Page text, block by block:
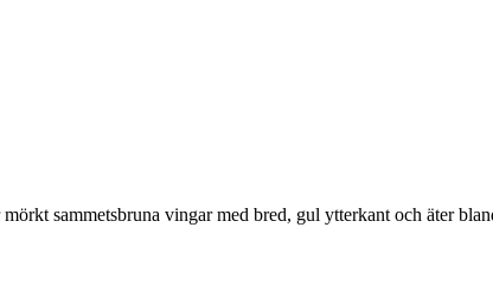
sammetsbruna vingar med bred, gul ytterkant och äter